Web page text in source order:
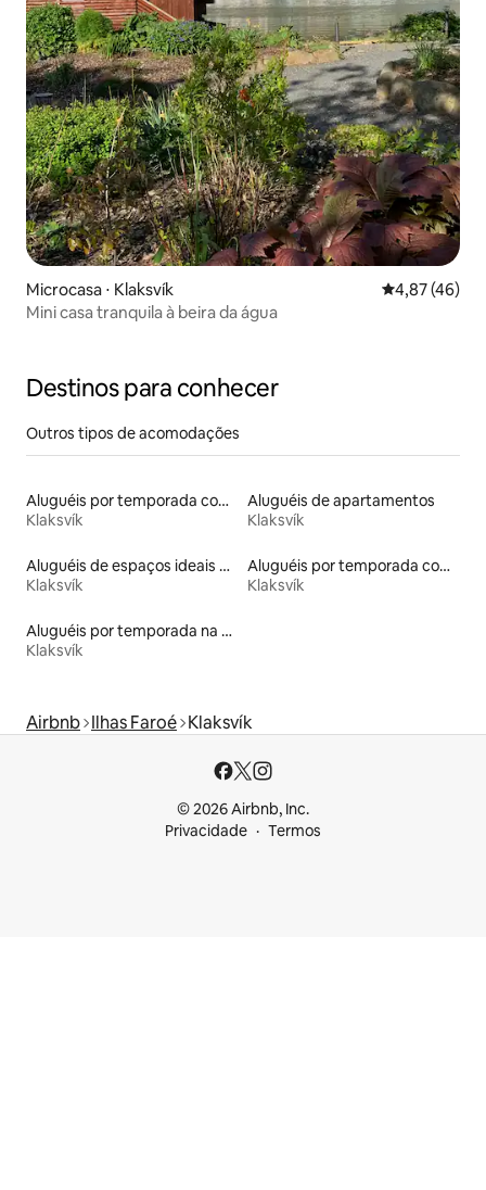
Microcasa ⋅ Klaksvík 4,87 de uma
4,87 (46)
Mini casa tranquila à beira da água
Destinos para conhecer
Outros tipos de acomodações
Aluguéis por temporada com acesso ao lago
Klaksvík
Aluguéis de apartamentos
Klaksvík
Aluguéis de espaços ideais para famílias
Klaksvík
Aluguéis por temporada com acesso à praia
Klaksvík
Aluguéis por temporada na orla
Klaksvík
Airbnb Ilhas Faroé Klaksvík
© 2026 Airbnb, Inc.
Privacidade
Termos